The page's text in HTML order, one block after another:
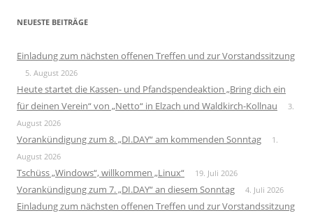
NEUESTE BEITRÄGE
Einladung zum nächsten offenen Treffen und zur Vorstandssitzung
5. August 2026
Heute startet die Kassen- und Pfandspendeaktion „Bring dich ein
für deinen Verein“ von „Netto“ in Elzach und Waldkirch-Kollnau
3.
August 2026
Vorankündigung zum 8. „DI.DAY“ am kommenden Sonntag
1.
August 2026
Tschüss „Windows“, willkommen „Linux“ 19. Juli 2026
Vorankündigung zum 7. „DI.DAY“ an diesem Sonntag 4. Juli 2026
Einladung zum nächsten offenen Treffen und zur Vorstandssitzung